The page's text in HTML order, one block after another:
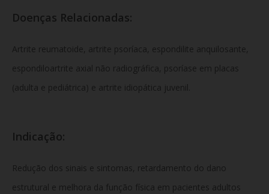
Doenças Relacionadas:
Artrite reumatoide, artrite psoríaca, espondilite anquilosante,
espondiloartrite axial não radiográfica, psoríase em placas
(adulta e pediátrica) e artrite idiopática juvenil.
Indicação:
Redução dos sinais e sintomas, retardamento do dano
estrutural e melhora da função física em pacientes adultos